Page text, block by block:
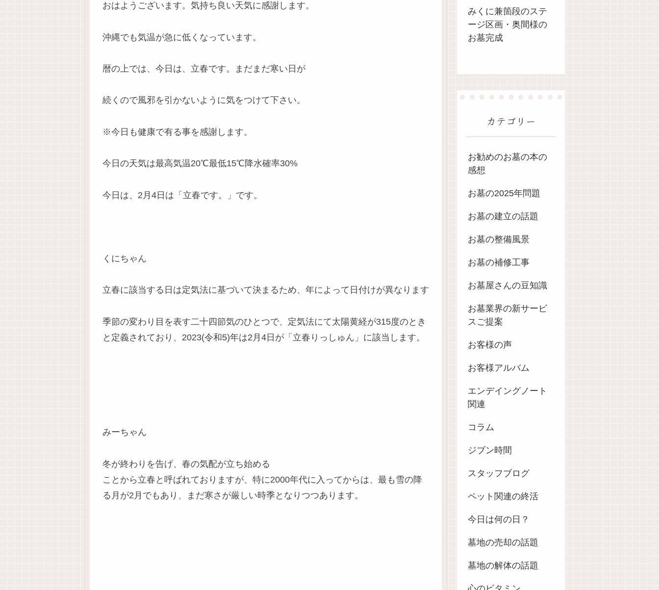
おはようございます。気持ち良い天気に感謝します。
沖縄でも気温が急に低くなっています。
暦の上では、今日は、立春です。まだまだ寒い日が
続くので風邪を引かないように気をつけて下さい。
※今日も健康で有る事を感謝します。
今日の天気は最高気温20℃最低15℃降水確率30%
今日は、2月4日は「立春です。」です。
くにちゃん
立春に該当する日は定気法に基づいて決まるため、年によって日付けが異なります
季節の変わり目を表す二十四節気のひとつで、定気法にて太陽黄経が315度のとき
と定義されており、 2023(令和5)年は2月4日 が「立春りっしゅん」に該当します。
みーちゃん
冬が終わりを告げ、春の気配が立ち始める
ことから立春と呼ばれておりますが、特に2000年代に入ってからは、最も雪の降
る月が2月でもあり、まだ寒さが厳しい時季となりつつあります。
みくに兼箇段のステ
ージ区画・奥間様の
お墓完成
カテゴリー
お勧めのお墓の本の
感想
お墓の2025年問題
お墓の建立の話題
お墓の整備風景
お墓の補修工事
お墓屋さんの豆知識
お墓業界の新サービ
スご提案
お客様の声
お客様アルバム
エンデイングノート
関連
コラム
ジブン時間
スタッフブログ
ペット関連の終活
今日は何の日？
墓地の売却の話題
墓地の解体の話題